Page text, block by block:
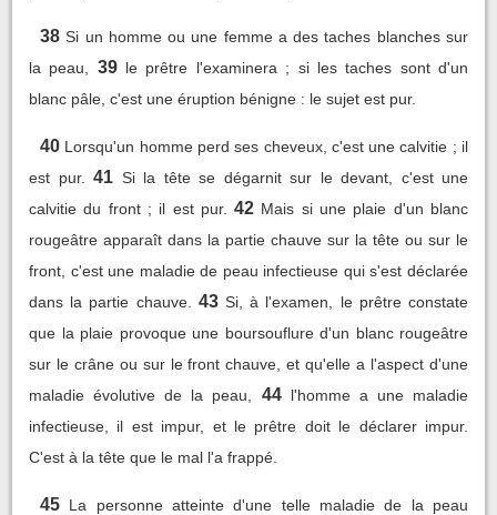
38 Si un homme ou une femme a des taches blanches sur
la peau,
39 le prêtre l'examinera ; si les taches sont d'un
blanc pâle, c'est une éruption bénigne : le sujet est pur.
40 Lorsqu'un homme perd ses cheveux, c'est une calvitie ; il
est pur.
41 Si la tête se dégarnit sur le devant, c'est une
calvitie du front ; il est pur. 42 Mais si une plaie d'un blanc
rougeâtre apparaît dans la partie chauve sur la tête ou sur le
front, c'est une maladie de peau infectieuse qui s'est déclarée
dans la partie chauve.
43 Si, à l'examen, le prêtre constate
que la plaie provoque une boursouflure d'un blanc rougeâtre
sur le crâne ou sur le front chauve, et qu'elle a l'aspect d'une
maladie évolutive de la peau,
44 l'homme a une maladie
infectieuse, il est impur, et le prêtre doit le déclarer impur.
C'est à la tête que le mal l'a frappé.
45 La personne atteinte d'une telle maladie de la peau